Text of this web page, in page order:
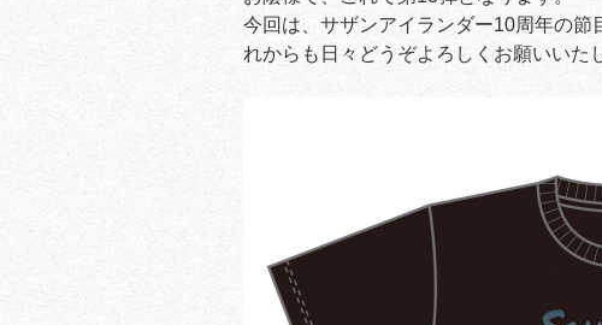
今回は、サザンアイランダー10周年の節
れからも日々どうぞよろしくお願いいた